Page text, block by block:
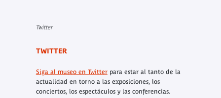
Twitter
TWITTER
Siga al museo en Twitterpara estar al tanto de la
actualidad en torno a las exposiciones, los
conciertos, los espectáculos y las conferencias.